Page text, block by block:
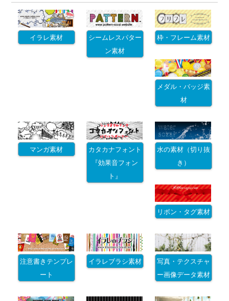
イラレ素材
シームレスパター
ン素材
枠・フレーム素材
メダル・バッジ素
材
マンガ素材
カタカナフォント
『効果音フォン
ト』
水の素材（切り抜
き）
リボン・タグ素材
注意書きテンプレ
ート
イラレブラシ素材
写真・テクスチャ
ー画像データ素材